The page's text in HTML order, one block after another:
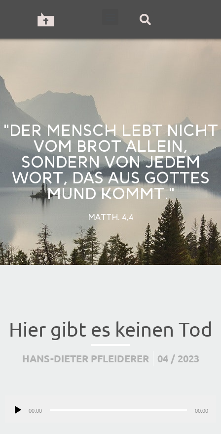
"DER MENSCH LEBT NICHT
VOM BROT ALLEIN,
SONDERN VON JEDEM
WORT, DAS AUS GOTTES
MUND KOMMT."
MATTH. 4,4
Hier gibt es keinen Tod
HANS-DIETER PFLEIDERER 04 / 2023
00:00 00:00